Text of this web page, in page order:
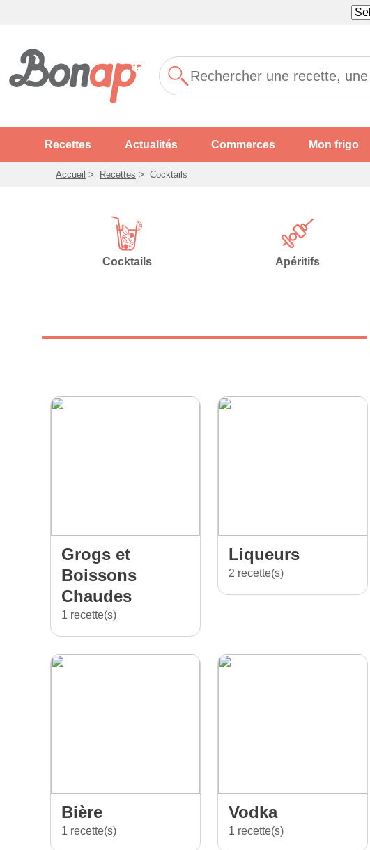
Recettes Actualités Commerces Mon frigo
Accueil > Recettes > Cocktails
Cocktails Apéritifs
Grogs et
Boissons
Chaudes
1 recette(s)
Liqueurs
2 recette(s)
Bière
1 recette(s)
Vodka
1 recette(s)